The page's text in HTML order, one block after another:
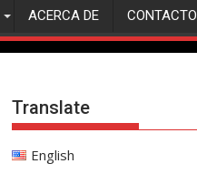
ACERCA DE CONTACTO
Translate
English